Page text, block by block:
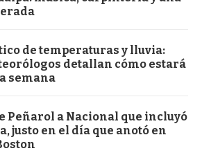
de temperaturas y lluvia:
detallan cómo estará
semana
Peñarol a Nacional que incluyó
justo en el día que anotó en